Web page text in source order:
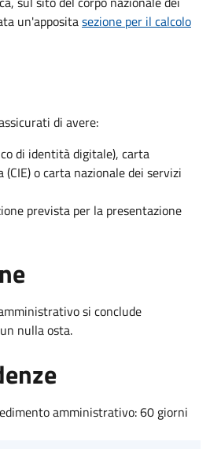
un'appositasezione per il calcolo
di avere:
di identità digitale), carta
o carta nazionale dei servizi
prevista per la presentazione
si conclude
nulla osta.
amministrativo: 60 giorni